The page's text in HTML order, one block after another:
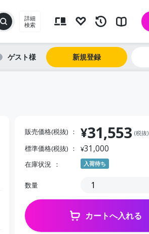
詳細
検索
ゲスト 新規登録
販売価格(税抜) ¥31,553 (税抜)
標準価格(税抜) ¥31,000
在庫状況 入荷待ち
数量
カートへ入れる